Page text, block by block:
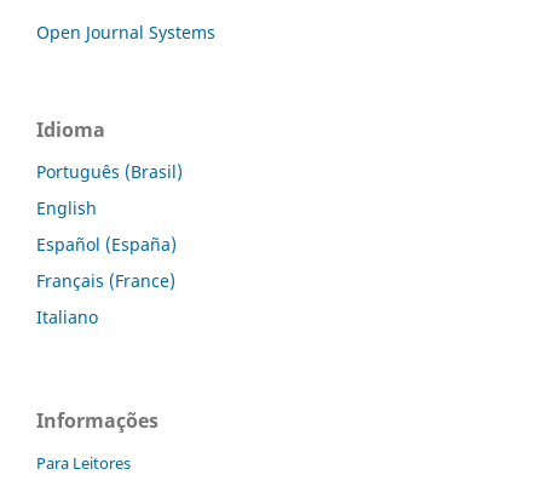
Open Journal Systems
Idioma
Português (Brasil)
English
Español (España)
Français (France)
Italiano
Informações
Para Leitores